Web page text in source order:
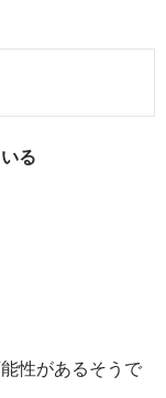
る
性があるそうで